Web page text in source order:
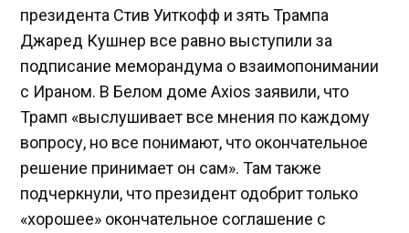
президента Стив Уиткофф и зять Трампа
Джаред Кушнер все равно выступили за
подписание меморандума о взаимопонимании
с Ираном. В Белом доме Axios заявили, что
Трамп «выслушивает все мнения по каждому
вопросу, но все понимают, что окончательное
решение принимает он сам». Там также
подчеркнули, что президент одобрит только
«хорошее» окончательное соглашение с